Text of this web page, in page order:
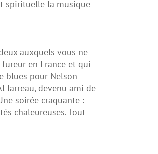
spirituelle la musique
auxquels vous ne
en France et qui
blues pour Nelson
Jarreau, devenu ami de
soirée craquante :
chaleureuses. Tout